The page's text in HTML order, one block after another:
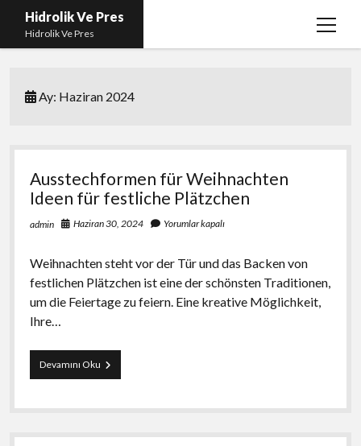
Hidrolik Ve Pres
Hidrolik Ve Pres
menüyü
Ay: Haziran 2024
Ausstechformen für Weihnachten
Ideen für festliche Plätzchen
admin Haziran 30, 2024 Yorumlar kapalı
Weihnachten steht vor der Tür und das Backen von
festlichen Plätzchen ist eine der schönsten Traditionen,
um die Feiertage zu feiern. Eine kreative Möglichkeit,
Ihre…
Devamını OkuAusstechformen
für
Ideen
festliche